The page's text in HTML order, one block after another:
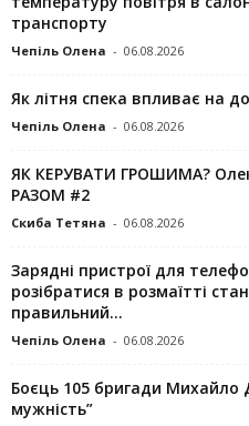
транспорту
Чепіль Олена - 06.08.2026
Як літня спека впливає на
Чепіль Олена - 06.08.2026
ЯК КЕРУВАТИ ГРОШИМА?
РАЗОМ #2
Скиба Тетяна - 06.08.2026
Зарядні пристрої для
розібратися в розмаїтті
правильний...
Чепіль Олена - 06.08.2026
Боєць 105 бригади
мужність”